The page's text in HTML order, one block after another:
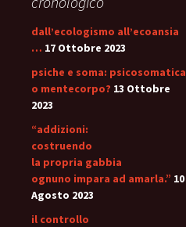
dall’ecologismo all’ecoansia
… 17 Ottobre 2023
psiche e soma: psicosomatica
o mentecorpo? 13 Ottobre
2023
“addizioni:
costruendo
la propria gabbia
ognuno impara ad amarla.” 10
Agosto 2023
il controllo